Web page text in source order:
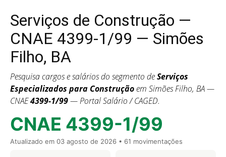
Serviços de Construção —
CNAE 4399-1/99 — Simões
Filho, BA
Pesquisa cargos e salários do segmento deServiços
Especializados para Construçãoem Simões Filho, BA —
CNAE4399-1/99— Portal Salário / CAGED.
CNAE 4399-1/99
Atualizado em 03 agosto de 2026 • 61 movimentações